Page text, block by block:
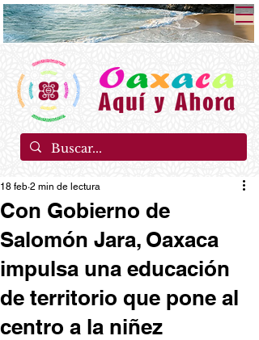
Con Gobierno de
Salomón Jara, Oaxaca
impulsa una educación
de territorio que pone al
centro a la niñez
18 feb 2 min de lectura